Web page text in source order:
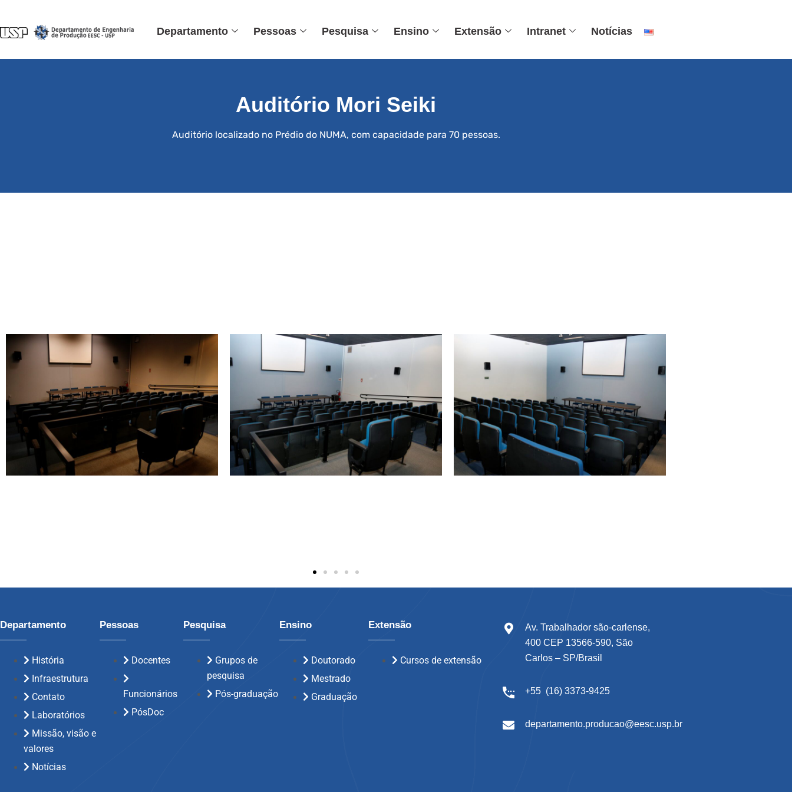
Departamento Pessoas Pesquisa Ensino Extensão Intranet Notícias
Auditório Mori Seiki
Auditório localizado no Prédio do NUMA, com capacidade para 70 pessoas.
Departamento
História
Infraestrutura
Contato
Laboratórios
Missão, visão e
valores
Notícias
Pessoas
Docentes
Funcionários
PósDoc
Pesquisa
Grupos de
pesquisa
Pós-graduação
Ensino
Doutorado
Mestrado
Graduação
Extensão
Cursos de extensão
Av. Trabalhador são-carlense,
400 CEP 13566-590, São
Carlos – SP/Brasil
+55 (16) 3373-9425
departamento.producao@eesc.usp.br